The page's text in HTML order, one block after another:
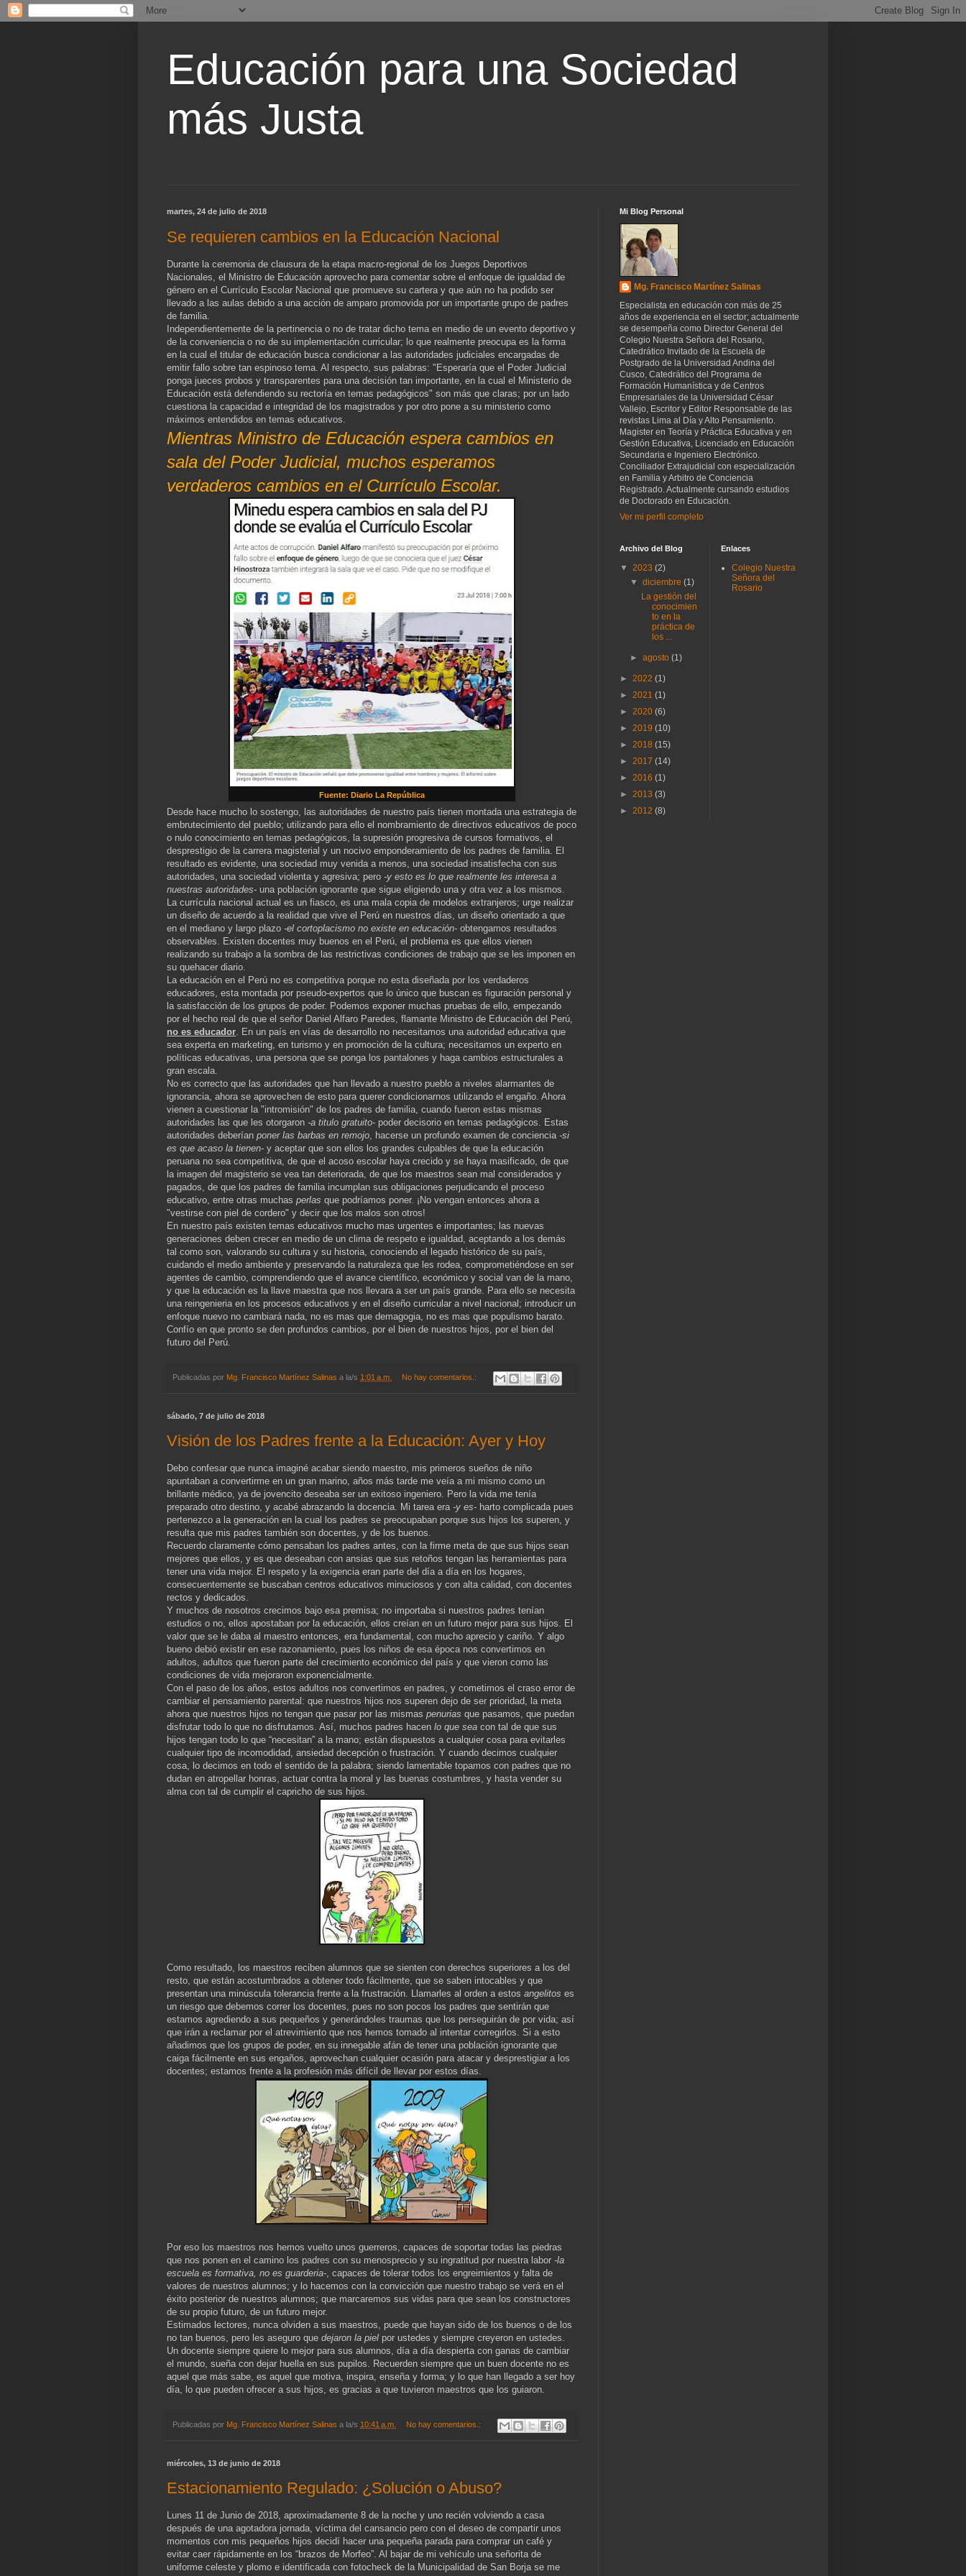
Educación para una Sociedad
más Justa
martes, 24 de julio de 2018
Se requieren cambios en la Educación Nacional
Durante la ceremonia de clausura de la etapa macro-regional de los Juegos Deportivos
Nacionales, el Ministro de Educación aprovecho para comentar sobre el enfoque de igualdad de
género en el Currículo Escolar Nacional que promueve su cartera y que aún no ha podido ser
llevado a las aulas debido a una acción de amparo promovida por un importante grupo de padres
de familia.
Independientemente de la pertinencia o no de tratar dicho tema en medio de un evento deportivo y
de la conveniencia o no de su implementación curricular; lo que realmente preocupa es la forma
en la cual el titular de educación busca condicionar a las autoridades judiciales encargadas de
emitir fallo sobre tan espinoso tema. Al respecto, sus palabras: "Esperaría que el Poder Judicial
ponga jueces probos y transparentes para una decisión tan importante, en la cual el Ministerio de
Educación está defendiendo su rectoría en temas pedagógicos" son más que claras; por un lado
cuestiona la capacidad e integridad de los magistrados y por otro pone a su ministerio como
máximos entendidos en temas educativos.
Mientras Ministro de Educación espera cambios en
sala del Poder Judicial, muchos esperamos
verdaderos cambios en el Currículo Escolar.
Fuente: Diario La República
Desde hace mucho lo sostengo, las autoridades de nuestro país tienen montada una estrategia de
embrutecimiento del pueblo; utilizando para ello el nombramiento de directivos educativos de poco
o nulo conocimiento en temas pedagógicos, la supresión progresiva de cursos formativos, el
desprestigio de la carrera magisterial y un nocivo emponderamiento de los padres de familia. El
resultado es evidente, una sociedad muy venida a menos, una sociedad insatisfecha con sus
autoridades, una sociedad violenta y agresiva; pero -y esto es lo que realmente les interesa a
nuestras autoridades- una población ignorante que sigue eligiendo una y otra vez a los mismos.
La currícula nacional actual es un fiasco, es una mala copia de modelos extranjeros; urge realizar
un diseño de acuerdo a la realidad que vive el Perú en nuestros días, un diseño orientado a que
en el mediano y largo plazo -el cortoplacismo no existe en educación- obtengamos resultados
observables. Existen docentes muy buenos en el Perú, el problema es que ellos vienen
realizando su trabajo a la sombra de las restrictivas condiciones de trabajo que se les imponen en
su quehacer diario.
La educación en el Perú no es competitiva porque no esta diseñada por los verdaderos
educadores, esta montada por pseudo-expertos que lo único que buscan es figuración personal y
la satisfacción de los grupos de poder. Podemos exponer muchas pruebas de ello, empezando
por el hecho real de que el señor Daniel Alfaro Paredes, flamante Ministro de Educación del Perú,
no es educador. En un país en vías de desarrollo no necesitamos una autoridad educativa que
sea experta en marketing, en turismo y en promoción de la cultura; necesitamos un experto en
políticas educativas, una persona que se ponga los pantalones y haga cambios estructurales a
gran escala.
No es correcto que las autoridades que han llevado a nuestro pueblo a niveles alarmantes de
ignorancia, ahora se aprovechen de esto para querer condicionarnos utilizando el engaño. Ahora
vienen a cuestionar la "intromisión" de los padres de familia, cuando fueron estas mismas
autoridades las que les otorgaron -a titulo gratuito- poder decisorio en temas pedagógicos. Estas
autoridades deberían poner las barbas en remojo, hacerse un profundo examen de conciencia -si
es que acaso la tienen- y aceptar que son ellos los grandes culpables de que la educación
peruana no sea competitiva, de que el acoso escolar haya crecido y se haya masificado, de que
la imagen del magisterio se vea tan deteriorada, de que los maestros sean mal considerados y
pagados, de que los padres de familia incumplan sus obligaciones perjudicando el proceso
educativo, entre otras muchas perlas que podríamos poner. ¡No vengan entonces ahora a
"vestirse con piel de cordero" y decir que los malos son otros!
En nuestro país existen temas educativos mucho mas urgentes e importantes; las nuevas
generaciones deben crecer en medio de un clima de respeto e igualdad, aceptando a los demás
tal como son, valorando su cultura y su historia, conociendo el legado histórico de su país,
cuidando el medio ambiente y preservando la naturaleza que les rodea, comprometiéndose en ser
agentes de cambio, comprendiendo que el avance científico, económico y social van de la mano,
y que la educación es la llave maestra que nos llevara a ser un país grande. Para ello se necesita
una reingenieria en los procesos educativos y en el diseño curricular a nivel nacional; introducir un
enfoque nuevo no cambiará nada, no es mas que demagogia, no es mas que populismo barato.
Confío en que pronto se den profundos cambios, por el bien de nuestros hijos, por el bien del
futuro del Perú.
Publicadas por Mg. Francisco Martínez Salinas a la/s 1:01 a.m. No hay comentarios.:
sábado, 7 de julio de 2018
Visión de los Padres frente a la Educación: Ayer y Hoy
Debo confesar que nunca imaginé acabar siendo maestro, mis primeros sueños de niño
apuntaban a convertirme en un gran marino, años más tarde me veía a mi mismo como un
brillante médico, ya de jovencito deseaba ser un exitoso ingeniero. Pero la vida me tenía
preparado otro destino, y acabé abrazando la docencia. Mi tarea era -y es- harto complicada pues
pertenezco a la generación en la cual los padres se preocupaban porque sus hijos los superen, y
resulta que mis padres también son docentes, y de los buenos.
Recuerdo claramente cómo pensaban los padres antes, con la firme meta de que sus hijos sean
mejores que ellos, y es que deseaban con ansias que sus retoños tengan las herramientas para
tener una vida mejor. El respeto y la exigencia eran parte del día a día en los hogares,
consecuentemente se buscaban centros educativos minuciosos y con alta calidad, con docentes
rectos y dedicados.
Y muchos de nosotros crecimos bajo esa premisa; no importaba si nuestros padres tenían
estudios o no, ellos apostaban por la educación, ellos creían en un futuro mejor para sus hijos. El
valor que se le daba al maestro entonces, era fundamental, con mucho aprecio y cariño. Y algo
bueno debió existir en ese razonamiento, pues los niños de esa época nos convertimos en
adultos, adultos que fueron parte del crecimiento económico del país y que vieron como las
condiciones de vida mejoraron exponencialmente.
Con el paso de los años, estos adultos nos convertimos en padres, y cometimos el craso error de
cambiar el pensamiento parental: que nuestros hijos nos superen dejo de ser prioridad, la meta
ahora que nuestros hijos no tengan que pasar por las mismas penurias que pasamos, que puedan
disfrutar todo lo que no disfrutamos. Así, muchos padres hacen lo que sea con tal de que sus
hijos tengan todo lo que “necesitan” a la mano; están dispuestos a cualquier cosa para evitarles
cualquier tipo de incomodidad, ansiedad decepción o frustración. Y cuando decimos cualquier
cosa, lo decimos en todo el sentido de la palabra; siendo lamentable topamos con padres que no
dudan en atropellar honras, actuar contra la moral y las buenas costumbres, y hasta vender su
alma con tal de cumplir el capricho de sus hijos.
Como resultado, los maestros reciben alumnos que se sienten con derechos superiores a los del
resto, que están acostumbrados a obtener todo fácilmente, que se saben intocables y que
presentan una minúscula tolerancia frente a la frustración. Llamarles al orden a estos angelitos es
un riesgo que debemos correr los docentes, pues no son pocos los padres que sentirán que
estamos agrediendo a sus pequeños y generándoles traumas que los perseguirán de por vida; así
que irán a reclamar por el atrevimiento que nos hemos tomado al intentar corregirlos. Si a esto
añadimos que los grupos de poder, en su innegable afán de tener una población ignorante que
caiga fácilmente en sus engaños, aprovechan cualquier ocasión para atacar y desprestigiar a los
docentes; estamos frente a la profesión más difícil de llevar por estos días.
Por eso los maestros nos hemos vuelto unos guerreros, capaces de soportar todas las piedras
que nos ponen en el camino los padres con su menosprecio y su ingratitud por nuestra labor -la
escuela es formativa, no es guarderia-, capaces de tolerar todos los engreimientos y falta de
valores de nuestros alumnos; y lo hacemos con la convicción que nuestro trabajo se verá en el
éxito posterior de nuestros alumnos; que marcaremos sus vidas para que sean los constructores
de su propio futuro, de un futuro mejor.
Estimados lectores, nunca olviden a sus maestros, puede que hayan sido de los buenos o de los
no tan buenos, pero les aseguro que dejaron la piel por ustedes y siempre creyeron en ustedes.
Un docente siempre quiere lo mejor para sus alumnos, día a día despierta con ganas de cambiar
el mundo, sueña con dejar huella en sus pupilos. Recuerden siempre que un buen docente no es
aquel que más sabe, es aquel que motiva, inspira, enseña y forma; y lo que han llegado a ser hoy
día, lo que pueden ofrecer a sus hijos, es gracias a que tuvieron maestros que los guiaron.
Publicadas por Mg. Francisco Martínez Salinas a la/s 10:41 a.m. No hay comentarios.:
miércoles, 13 de junio de 2018
Estacionamiento Regulado: ¿Solución o Abuso?
Lunes 11 de Junio de 2018, aproximadamente 8 de la noche y uno recién volviendo a casa
después de una agotadora jornada, víctima del cansancio pero con el deseo de compartir unos
momentos con mis pequeños hijos decidí hacer una pequeña parada para comprar un café y
evitar caer rápidamente en los “brazos de Morfeo”. Al bajar de mi vehículo una señorita de
uniforme celeste y plomo e identificada con fotocheck de la Municipalidad de San Borja se me
Mi Blog Personal
Mg. Francisco Martínez Salinas
Especialista en educación con más de 25
años de experiencia en el sector; actualmente
se desempeña como Director General del
Colegio Nuestra Señora del Rosario,
Catedrático Invitado de la Escuela de
Postgrado de la Universidad Andina del
Cusco, Catedrático del Programa de
Formación Humanística y de Centros
Empresariales de la Universidad César
Vallejo, Escritor y Editor Responsable de las
revistas Lima al Día y Alto Pensamiento.
Magister en Teoría y Práctica Educativa y en
Gestión Educativa, Licenciado en Educación
Secundaria e Ingeniero Electrónico.
Conciliador Extrajudicial con especialización
en Familia y Arbitro de Conciencia
Registrado. Actualmente cursando estudios
de Doctorado en Educación.
Ver mi perfil completo
Archivo del Blog
▼ 2023 (2)
▼diciembre(1)
La gestión del
conocimien
to en la
práctica de
los ...
►agosto(1)
► 2022 (1)
► 2021 (1)
► 2020 (6)
► 2019 (10)
► 2018 (15)
► 2017 (14)
► 2016 (1)
► 2013 (3)
► 2012 (8)
Enlaces
Colegio Nuestra
Señora del
Rosario